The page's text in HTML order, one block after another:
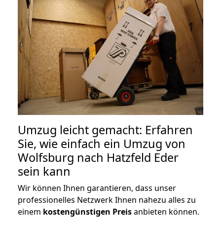
Umzug leicht gemacht: Erfahren
Sie, wie einfach ein Umzug von
Wolfsburg nach Hatzfeld Eder
sein kann
Wir können Ihnen garantieren, dass unser
professionelles Netzwerk Ihnen nahezu alles zu
einem kostengünstigen Preisanbieten können.